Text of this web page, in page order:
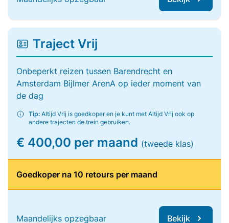
Traject Vrij
Onbeperkt reizen tussen Barendrecht en
Amsterdam Bijlmer ArenA op ieder moment van
de dag
Tip: Altijd Vrij is goedkoper en je kunt met Altijd Vrij ook op
andere trajecten de trein gebruiken.
€ 400,00 per maand (tweede klas)
Goedkoper na 10 retours per maand
Maandelijks opzegbaar Bekijk